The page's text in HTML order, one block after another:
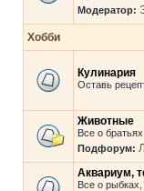
Модератор:
Хобби
Кулинария
Оставь
Животные
Все о
Подфорум:
Аквариум,
Все о рыбках,